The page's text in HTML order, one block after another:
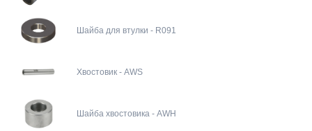
Шайба для втулки - R091
Хвостовик - AWS
Шайба хвостовика - AWH